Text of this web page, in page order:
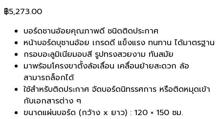
฿5,273.00
บอร์ดชานอ้อยคุณภาพดี ชนิดติดประกาศ
หน้าบอร์ดบุชานอ้อย เกรดดี แข็งแรง ทนทาน ได้มาตรฐาน
กรอบอะลูมิเนียมอบสี รูปทรงสวยงาม ทันสมัย
มาพร้อมโครงขาตั้งล้อเลื่อน เคลื่อนย้ายสะดวก ล้อ
สามารถล็อกได้
ใช้สำหรับติดประกาศ จัดบอร์ดนิทรรศการ หรือติดหมุดเข้า
กับเอกสารต่าง ๆ
ขนาดแผ่นบอร์ด (กว้าง x ยาว) : 120 × 150 ซม.